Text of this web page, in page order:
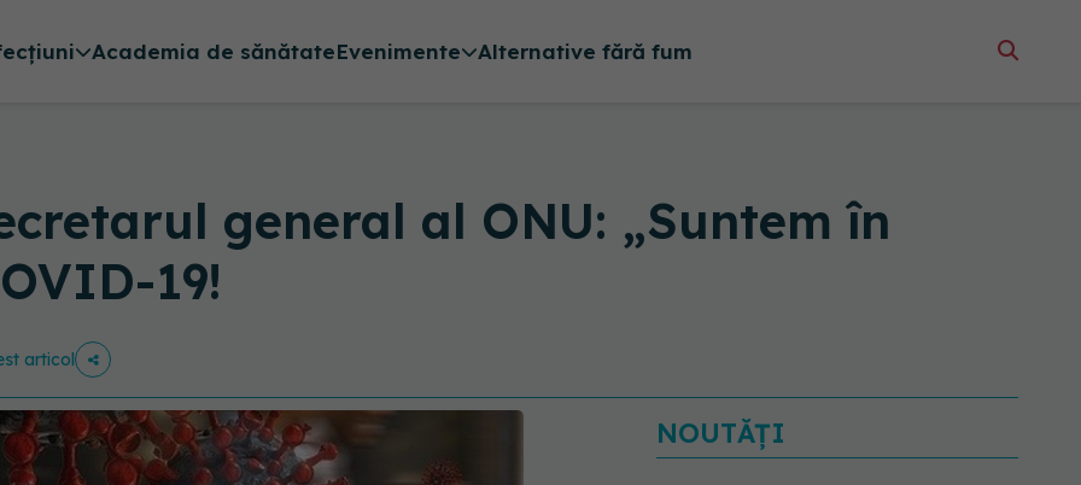
Academia de sănătateEvenimente Alternative fără fum
general al ONU: „Suntem în
19!
articol
NOUTĂȚI